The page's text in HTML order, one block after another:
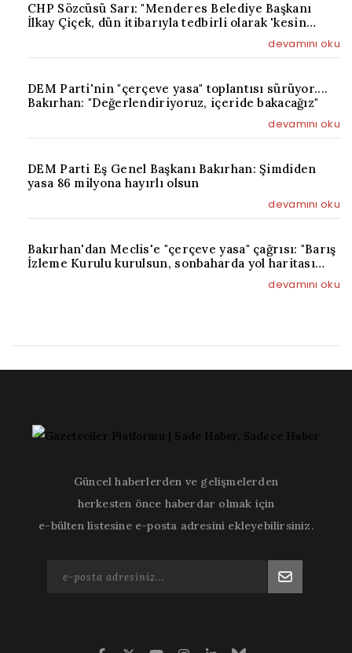
CHP Sözcüsü Sarı: "Menderes Belediye Başkanı
İlkay Çiçek, dün itibarıyla tedbirli olarak 'kesin
devamını oku
DEM Parti'nin "çerçeve yasa" toplantısı sürüyor....
Bakırhan: "Değerlendiriyoruz, içeride bakacağız"
devamını oku
DEM Parti Eş Genel Başkanı Bakırhan: Şimdiden
yasa 86 milyona hayırlı olsun
devamını oku
Bakırhan'dan Meclis'e "çerçeve yasa" çağrısı: "Barış
İzleme Kurulu kurulsun, sonbaharda yol haritası
devamını oku
Güncel haberlerden ve gelişmelerden
herkesten önce haberdar olmak için
e-bülten listesine e-posta adresini ekleyebilirsiniz.